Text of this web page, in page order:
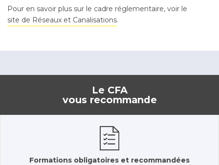
Pour en savoir plus sur le cadre réglementaire, voir le
site de Réseaux et Canalisations.
Le CFA
vous recommande
Formations obligatoires et recommandées